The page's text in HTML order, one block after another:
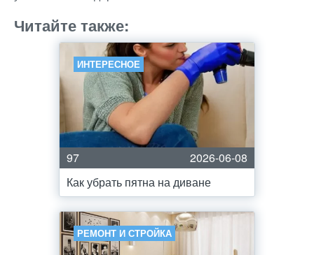
Читайте также:
ИНТЕРЕСНОЕ
97
2026-06-08
Как убрать пятна на диване
РЕМОНТ И СТРОЙКА